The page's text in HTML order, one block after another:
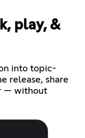
play, &
into topic-
release, share
— without